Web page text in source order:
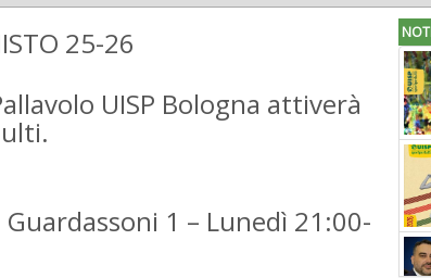
25-26
UISP Bologna attiverà
Guardassoni 1 – Lunedì 21:00-